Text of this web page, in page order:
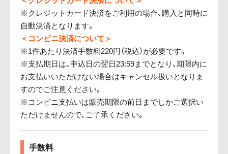
※クレジットカード決済をご利用の場合、購入と同時に
自動決済となります。
＜コンビニ決済について＞
※1件あたり決済手数料220円（税込）が必要です。
※支払期日は、申込日の翌日23:59までとなり、期限内に
お支払いいただけない場合はキャンセル扱いとなりま
すのでご注意ください。
※コンビニ支払いは販売期限の前日までしかご選択い
ただけませんので、ご了承ください。
手数料